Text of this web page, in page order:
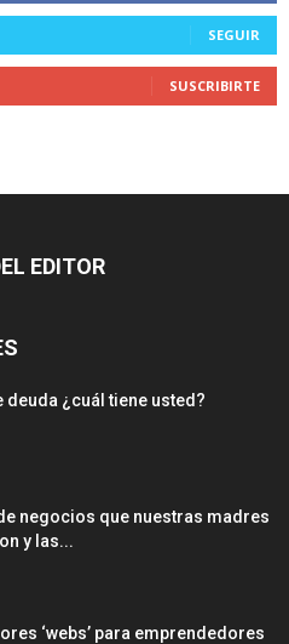
SEGUIR
SUSCRIBIRTE
EDITOR
deuda ¿cuál tiene usted?
negocios que nuestras madres
y las...
‘webs’ para emprendedores